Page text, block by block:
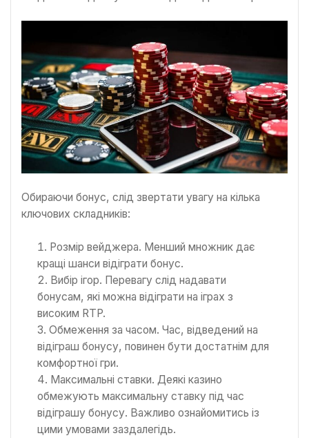
Обираючи бонус, слід звертати увагу на кілька
ключових складників:
Розмір вейджера. Менший множник дає
кращі шанси відіграти бонус.
Вибір ігор. Перевагу слід надавати
бонусам, які можна відіграти на іграх з
високим RTP.
Обмеження за часом. Час, відведений на
відіграш бонусу, повинен бути достатнім для
комфортної гри.
Максимальні ставки. Деякі казино
обмежують максимальну ставку під час
відіграшу бонусу. Важливо ознайомитись із
цими умовами заздалегідь.